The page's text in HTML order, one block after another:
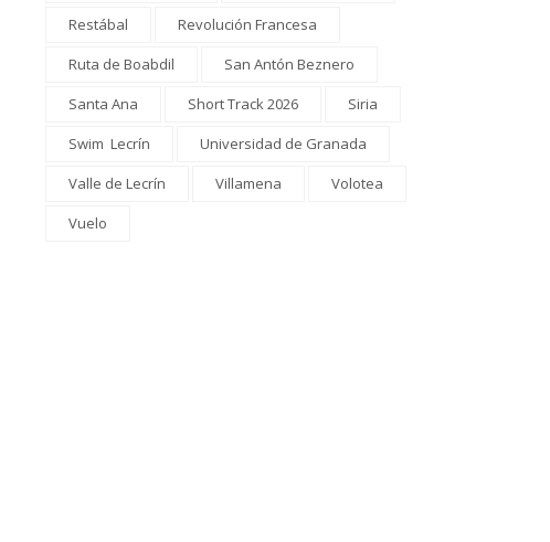
Restábal
Revolución Francesa
Ruta de Boabdil
San Antón Beznero
Santa Ana
Short Track 2026
Siria
Swim Lecrín
Universidad de Granada
Valle de Lecrín
Villamena
Volotea
Vuelo